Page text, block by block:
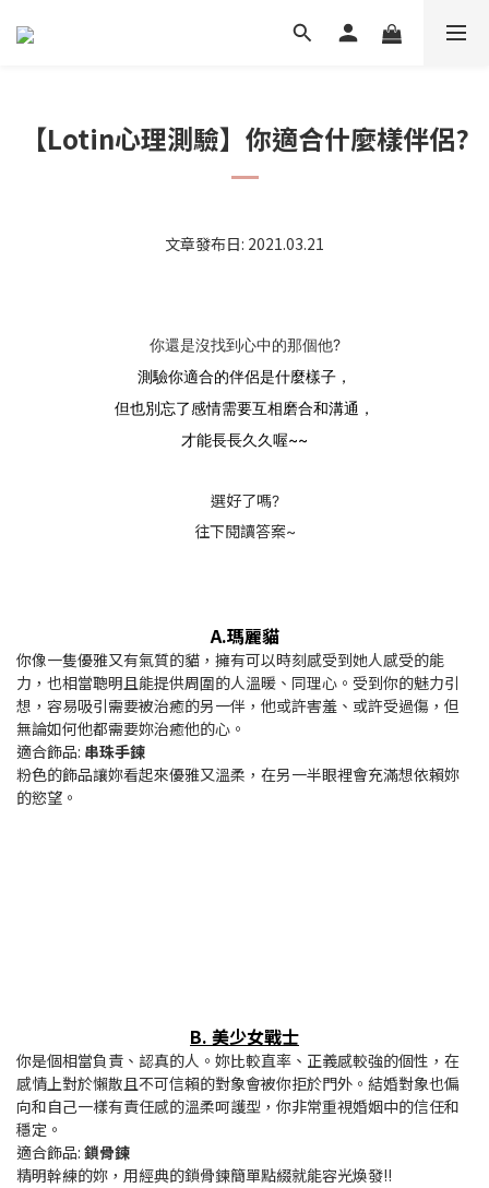
【Lotin心理測驗】你適合什麼樣伴侶?
文章發布日: 2021.03.21
你還是沒找到心中的那個他?
測驗你適合的伴侶是什麼樣子，
但也別忘了感情需要互相磨合和溝通，
才能長長久久喔~~
選好了嗎?
往下閱讀答案~
A.瑪麗貓
你像一隻優雅又有氣質的貓，擁有可以時刻感受到她人感受的能
力，也相當聰明且能提供周圍的人溫暖、同理心。受到你的魅力引
想，容易吸引需要被治癒的另一伴，他或許害羞、或許受過傷，但
無論如何他都需要妳治癒他的心。
適合飾品: 串珠手鍊
粉色的飾品讓妳看起來優雅又溫柔，在另一半眼裡會充滿想依賴妳
的慾望。
B. 美少女戰士
你是個相當負責、認真的人。妳比較直率、正義感較強的個性，在
感情上對於懶散且不可信賴的對象會被你拒於門外。結婚對象也偏
向和自己一樣有責任感的溫柔呵護型，你非常重視婚姻中的信任和
穩定。
適合飾品: 鎖骨鍊
精明幹練的妳，用經典的鎖骨鍊簡單點綴就能容光煥發!!